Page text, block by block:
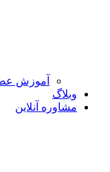
آموزش
وبلاگ
مشاوره آنلاین